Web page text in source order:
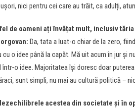
nici pentru cei care au trăit, ca adulți,
de oameni ați învățat mult, inclusiv
Da, tata a luat-o chiar de la zero,
cu o idee până la capăt. Mă uit acum în jur și
într-o idee. Majoritatea își doresc doar
sunt simpli, nu mai au cultură politică –
acestea din societate și în